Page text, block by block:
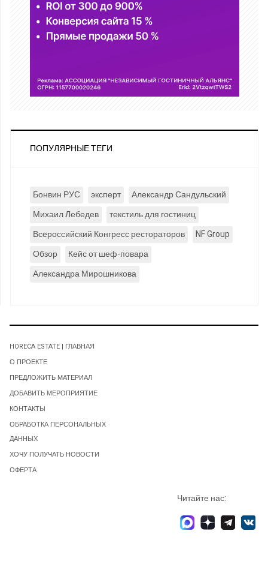
ПОПУЛЯРНЫЕ ТЕГИ
Бонвин РУС эксперт
Александр Сандульский
Михаил Лебедев
текстиль для гостиниц
Всероссийский Конгресс рестораторов
NF Group
Обзор
Кейс от шеф-повара
Александра Мирошникова
HORECA ESTATE | ГЛАВНАЯ
О ПРОЕКТЕ
ПРЕДЛОЖИТЬ МАТЕРИАЛ
ДОБАВИТЬ МЕРОПРИЯТИЕ
КОНТАКТЫ
ОБРАБОТКА ПЕРСОНАЛЬНЫХ
ДАННЫХ
ХОЧУ ПОЛУЧАТЬ НОВОСТИ
ОФЕРТА
Читайте нас: